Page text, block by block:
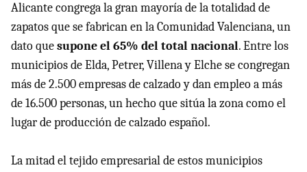
Alicante congrega la gran mayoría de la totalidad de
zapatos que se fabrican en la Comunidad Valenciana, un
dato quesupone el 65% del total nacional. Entre los
municipios de Elda, Petrer, Villena y Elche se congregan
más de 2.500 empresas de calzado y dan empleo a más
de 16.500 personas, un hecho que sitúa la zona como el
lugar de producción de calzado español.
La mitad el tejido empresarial de estos municipios